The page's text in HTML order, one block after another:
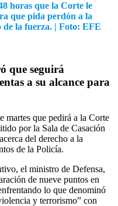
horas que la Corte le
que pida perdón a la
de la fuerza. | Foto: EFE
que seguirá
a su alcance para
martes que pedirá a la Corte
por la Sala de Casación
del derecho a la
de la Policía.
el ministro de Defensa,
de nueve puntos en
lo que denominó
y terrorismo” con